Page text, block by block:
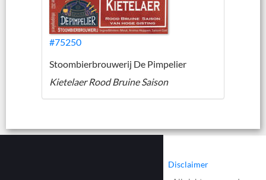
#75250
Stoombierbrouwerij De Pimpelier
Kietelaer Rood Bruine Saison
Disclaimer